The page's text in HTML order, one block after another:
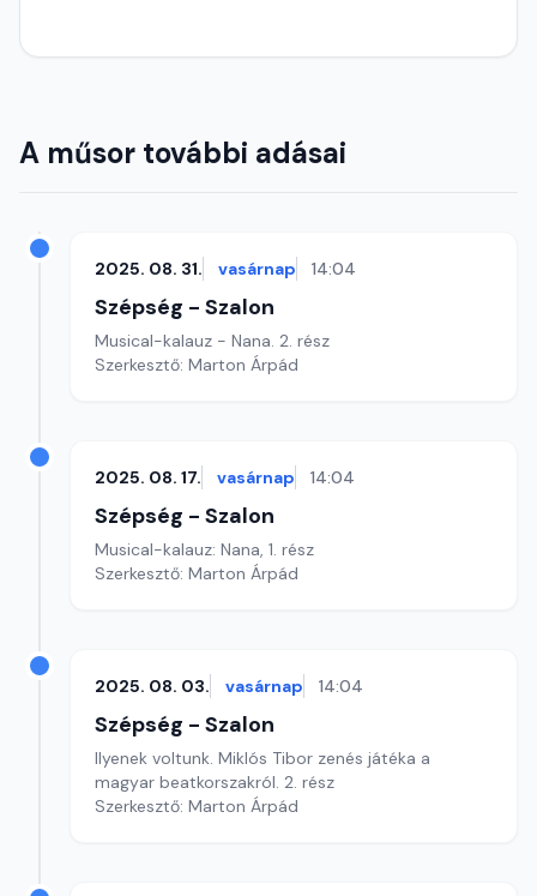
A műsor további adásai
2025. 08. 31. vasárnap 14:04
Szépség - Szalon
Musical-kalauz - Nana. 2. rész
Szerkesztő: Marton Árpád
2025. 08. 17. vasárnap 14:04
Szépség - Szalon
Musical-kalauz: Nana, 1. rész
Szerkesztő: Marton Árpád
2025. 08. 03. vasárnap 14:04
Szépség - Szalon
Ilyenek voltunk. Miklós Tibor zenés játéka a
magyar beatkorszakról. 2. rész
Szerkesztő: Marton Árpád